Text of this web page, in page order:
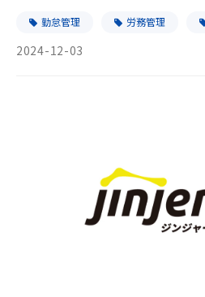
勤怠管理 労務管理
2024-12-03